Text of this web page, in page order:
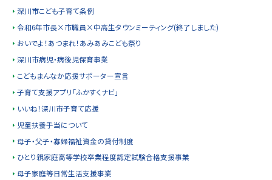
深川市こども子育て条例
令和6年市長×市職員×中高生タウンミーティング(終了しました)
おいでよ！あつまれ！あみあみこども祭り
深川市病児・病後児保育事業
こどもまんなか応援サポーター宣言
子育て支援アプリ「ふかすくナビ」
いいね！深川市子育て応援
児童扶養手当について
母子・父子・寡婦福祉資金の貸付制度
ひとり親家庭高等学校卒業程度認定試験合格支援事業
母子家庭等日常生活支援事業